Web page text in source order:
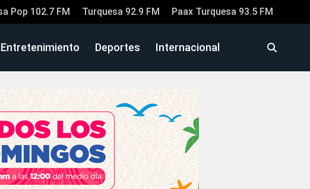
Pop 102.7 FM Turquesa 92.9 FM Paax Turquesa 93.5 FM
Entretenimiento Deportes Internacional